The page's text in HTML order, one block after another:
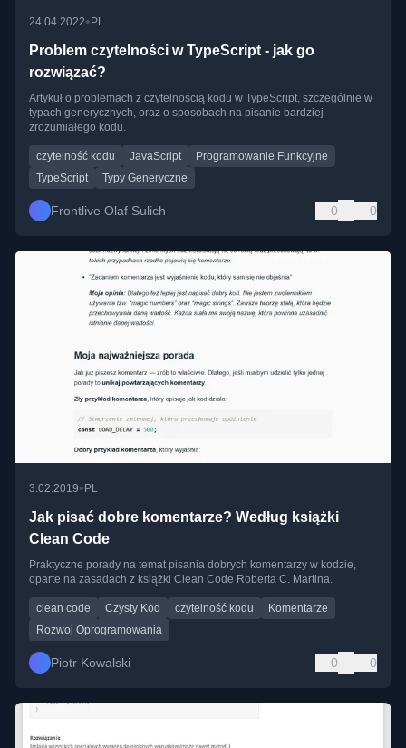
24.04.2022•PL
Problem czytelności w TypeScript - jak go
rozwiązać?
Artykuł o problemach z czytelnością kodu w TypeScript, szczególnie w
typach generycznych, oraz o sposobach na pisanie bardziej
zrozumiałego kodu.
czytelność kodu JavaScript
Programowanie Funkcyjne
TypeScript
Typy Generyczne
Frontlive Olaf Sulich 0 0
3.02.2019• PL
Jak pisać dobre komentarze? Według książki
Clean Code
Praktyczne porady na temat pisania dobrych komentarzy w kodzie,
oparte na zasadach z książki Clean Code Roberta C. Martina.
clean code Czysty Kod czytelność kodu
Komentarze
Rozwoj Oprogramowania
Piotr Kowalski 0 0